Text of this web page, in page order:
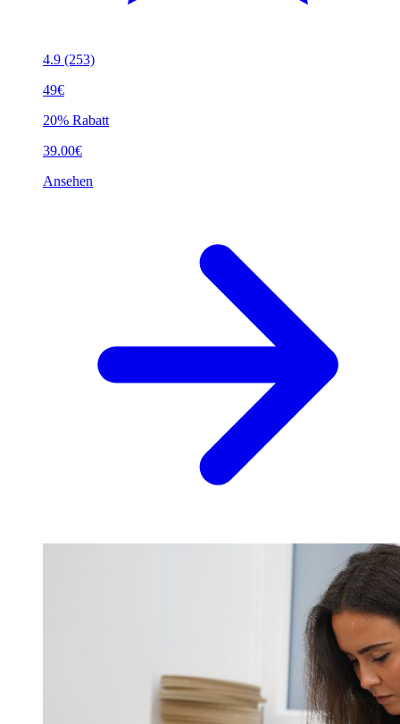
4.9 (253)
49€
20% Rabatt
39.00€
Ansehen